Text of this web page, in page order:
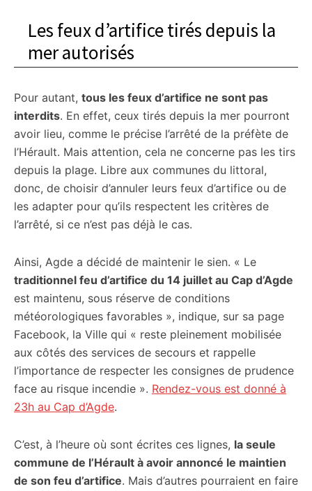
Les feux d’artifice tirés depuis la
mer autorisés
Pour autant, tous les feux d’artifice ne sont pas
interdits. En effet, ceux tirés depuis la mer pourront
avoir lieu, comme le précise l’arrêté de la préfète de
l’Hérault. Mais attention, cela ne concerne pas les tirs
depuis la plage. Libre aux communes du littoral,
donc, de choisir d’annuler leurs feux d’artifice ou de
les adapter pour qu’ils respectent les critères de
l’arrêté, si ce n’est pas déjà le cas.
Ainsi, Agde a décidé de maintenir le sien. « Le
traditionnel feu d’artifice du 14 juillet au Cap d’Agde
est maintenu, sous réserve de conditions
météorologiques favorables », indique, sur sa page
Facebook, la Ville qui « reste pleinement mobilisée
aux côtés des services de secours et rappelle
l’importance de respecter les consignes de prudence
face au risque incendie ». Rendez-vous est donné à
23h au Cap d’Agde.
C’est, à l’heure où sont écrites ces lignes, la seule
commune de l’Hérault à avoir annoncé le maintien
de son feu d’artifice. Mais d’autres pourraient en faire